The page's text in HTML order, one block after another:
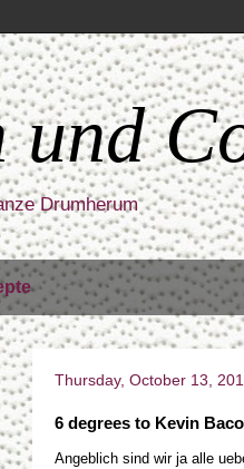
und
Drumherum
Thursday, October 13,
6 degrees to Kevin
Angeblich sind wir ja alle